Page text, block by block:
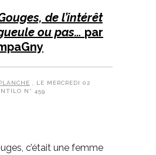
de l’intérêt
ou pas… par
, LE MERCREDI 02
N° 459
c’était une femme